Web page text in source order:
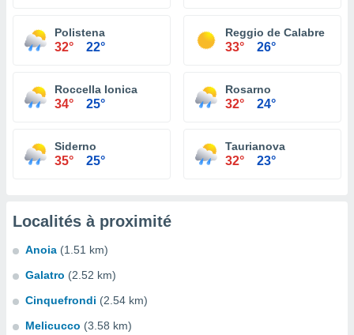
Polistena
32° 22°
Reggio de Calabre
33° 26°
Roccella Ionica
34° 25°
Rosarno
32° 24°
Siderno
35° 25°
Taurianova
32° 23°
Localités à proximité
Anoia (1.51 km)
Galatro (2.52 km)
Cinquefrondi (2.54 km)
Melicucco (3.58 km)